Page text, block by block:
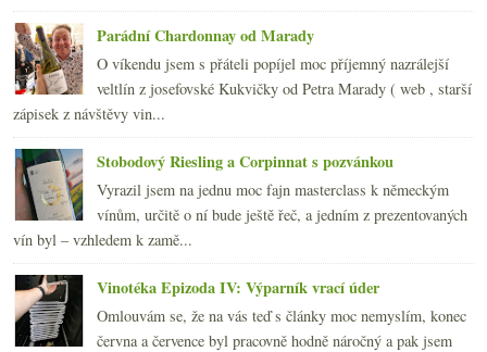
Parádní Chardonnay od Marady
O víkendu jsem s přáteli popíjel moc příjemný nazrálejší
veltlín z josefovské Kukvičky od Petra Marady ( web , starší
zápisek z návštěvy vin...
Stobodový Riesling a Corpinnat s pozvánkou
Vyrazil jsem na jednu moc fajn masterclass k německým
vínům, určitě o ní bude ještě řeč, a jedním z prezentovaných
vín byl – vzhledem k zamě...
Vinotéka Epizoda IV: Výparník vrací úder
Omlouvám se, že na vás teď s články moc nemyslím, konec
června a července byl pracovně hodně náročný a pak jsem